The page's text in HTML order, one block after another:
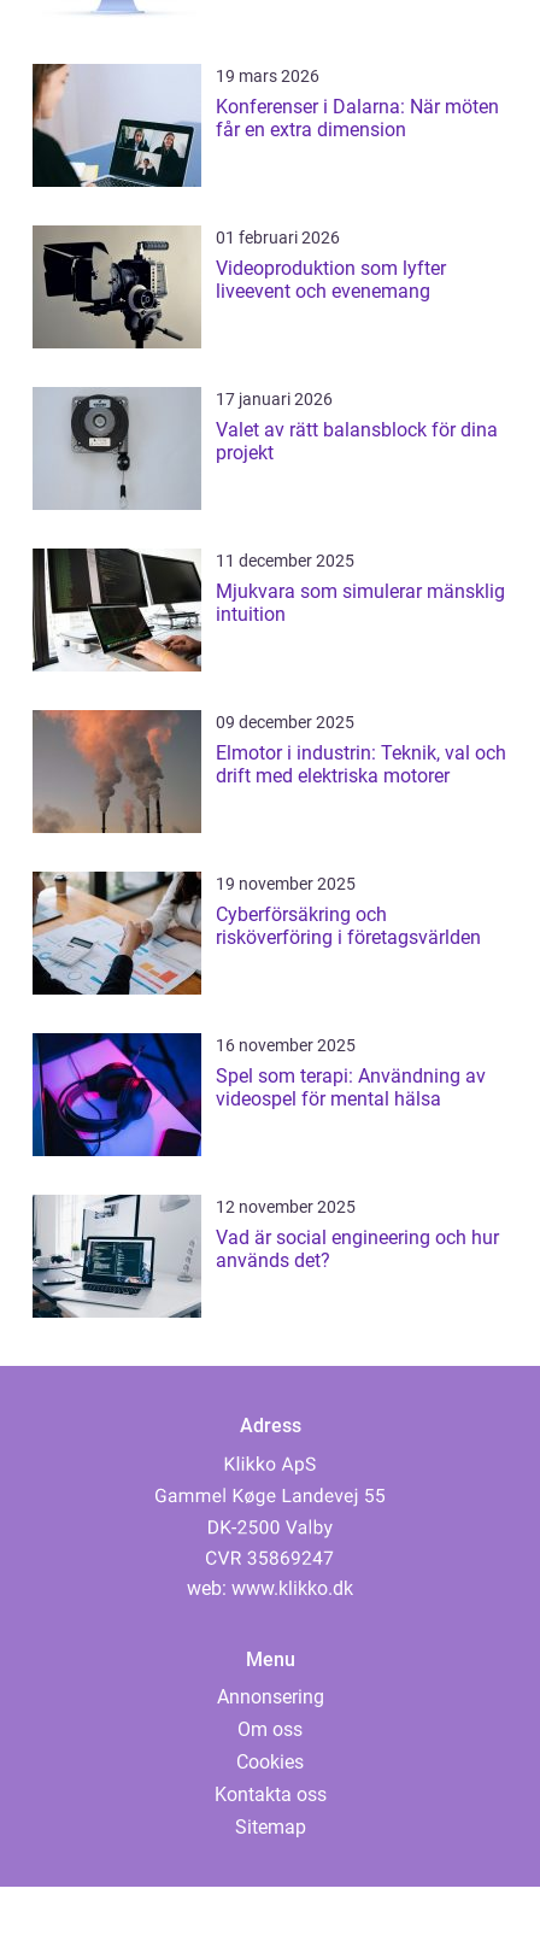
19 mars 2026
Konferenser i Dalarna: När möten
får en extra dimension
01 februari 2026
Videoproduktion som lyfter
liveevent och evenemang
17 januari 2026
Valet av rätt balansblock för dina
projekt
11 december 2025
Mjukvara som simulerar mänsklig
intuition
09 december 2025
Elmotor i industrin: Teknik, val och
drift med elektriska motorer
19 november 2025
Cyberförsäkring och
risköverföring i företagsvärlden
16 november 2025
Spel som terapi: Användning av
videospel för mental hälsa
12 november 2025
Vad är social engineering och hur
används det?
Adress
web: www.klikko.dk
Menu
Annonsering
Om oss
Cookies
Kontakta oss
Sitemap